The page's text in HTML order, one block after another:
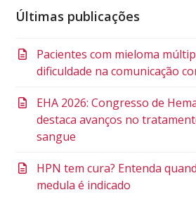
Últimas publicações
Pacientes com mieloma
dificuldade na comunicação
EHA 2026: Congresso de
destaca avanços no
sangue
HPN tem cura? Entenda
medula é indicado